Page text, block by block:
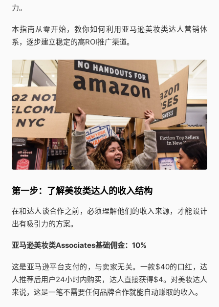
力。
本指南从零开始，教你如何利用亚马逊美妆类达人营销体
系，逐步建立稳定的高ROI推广渠道。
第一步：了解美妆类达人的收入结构
在和达人谈合作之前，必须理解他们的收入来源，才能设计
出有吸引力的方案。
亚马逊美妆类Associates基础佣金：10%
这是亚马逊平台支付的，与卖家无关。一款$40的口红，达
人推荐后用户24小时内购买，达人直接获得$4。对美妆达人
来说，这是一笔不需要任何品牌合作就能自动赚取的收入。